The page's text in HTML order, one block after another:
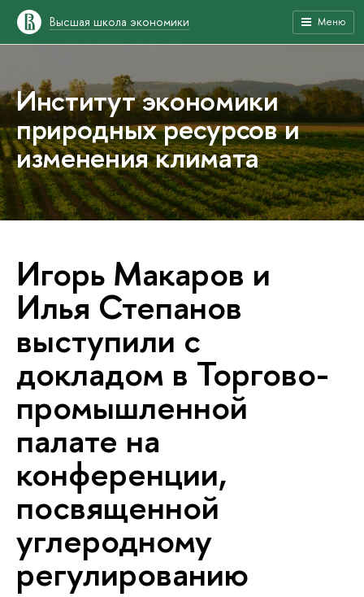
Высшая школа экономики Меню
Институт экономики
природных ресурсов и
изменения климата
Игорь Макаров и
Илья Степанов
выступили с
докладом в Торгово-
промышленной
палате на
конференции,
посвященной
углеродному
регулированию